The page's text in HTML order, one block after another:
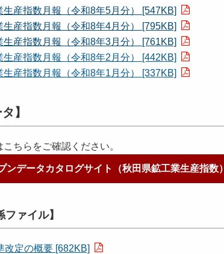
生産指数月報（令和8年5月分） [547KB]
生産指数月報（令和8年4月分） [795KB]
生産指数月報（令和8年3月分） [761KB]
生産指数月報（令和8年2月分） [442KB]
生産指数月報（令和8年1月分） [337KB]
】
ちらをご確認ください。
ンデータカタログサイト（秋田県鉱工業生産指数）
ファイル】
改定の概要 [682KB]